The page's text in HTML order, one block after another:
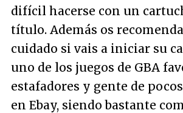
difícil hacerse con un
título. Además os
cuidado si vais a iniciar su
uno de los juegos de GBA
estafadores y gente de
en Ebay, siendo bastante